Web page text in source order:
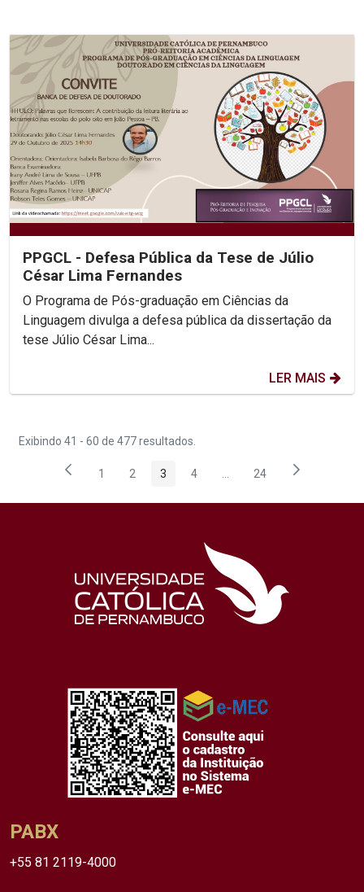
PPGCL - Defesa Pública da Tese de Júlio
César Lima Fernandes
O Programa de Pós-graduação em Ciências da
Linguagem divulga a defesa pública da dissertação da
tese Júlio César Lima...
LER MAIS
Exibindo 41 - 60 de 477 resultados.
Página
1 Página
2 Página
3 Página
4 Páginas intermediárias
Página
24
PABX
+55 81 2119-4000